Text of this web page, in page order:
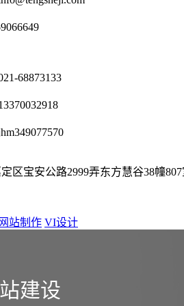
68873133
定区宝安公路2999弄东方慧谷38幢
网站制作 VI设计
建设